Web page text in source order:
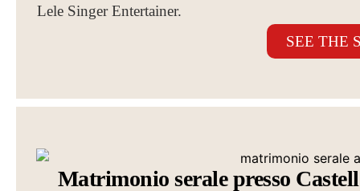
Lele Singer Entertainer.
SEE THE
Matrimonio serale presso